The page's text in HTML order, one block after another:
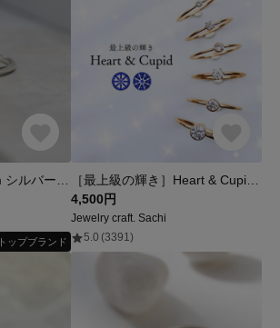
トップブランド
4,500円
Jewelry craft. Sachi
5.0 (3391)